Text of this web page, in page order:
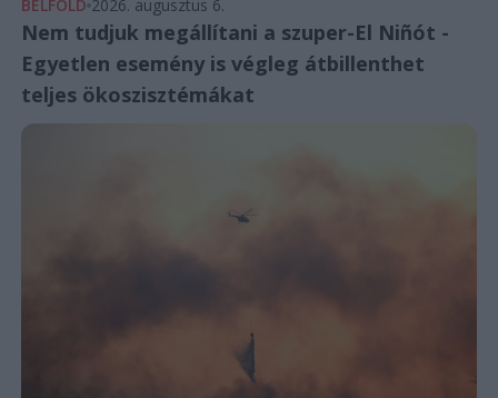
BELFÖLD 2026. augusztus 6.
Nem tudjuk megállítani a szuper-El Niñót -
Egyetlen esemény is végleg átbillenthet
teljes ökoszisztémákat